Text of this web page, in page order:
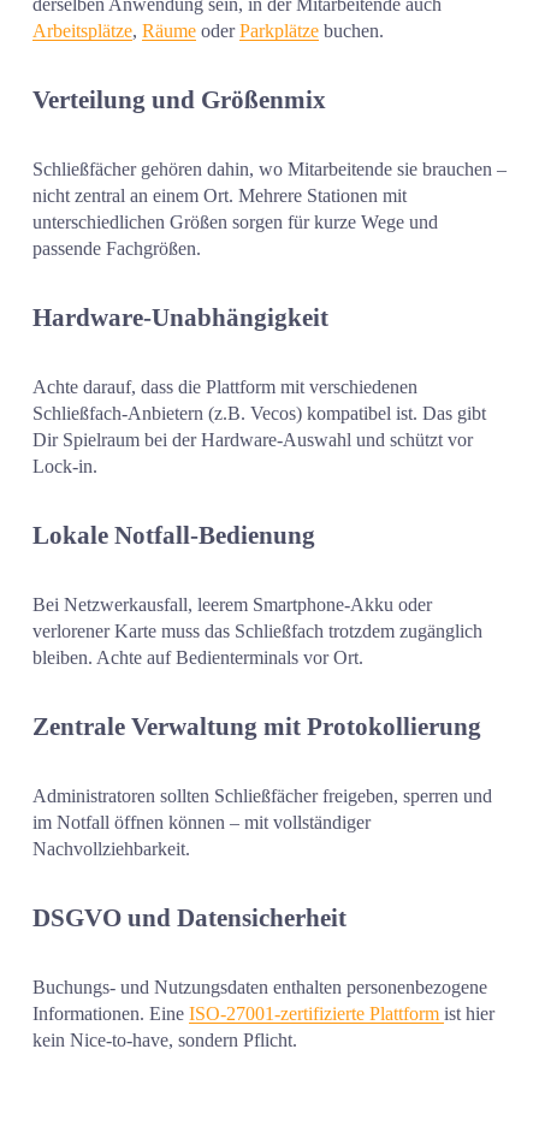
Arbeitsplätze, Räume oder Parkplätze buchen.
Verteilung und Größenmix
Schließfächer gehören dahin, wo Mitarbeitende sie brauchen –
nicht zentral an einem Ort. Mehrere Stationen mit
unterschiedlichen Größen sorgen für kurze Wege und
passende Fachgrößen.
Hardware-Unabhängigkeit
Achte darauf, dass die Plattform mit verschiedenen
Schließfach-Anbietern (z.B. Vecos) kompatibel ist. Das gibt
Dir Spielraum bei der Hardware-Auswahl und schützt vor
Lock-in.
Lokale Notfall-Bedienung
Bei Netzwerkausfall, leerem Smartphone-Akku oder
verlorener Karte muss das Schließfach trotzdem zugänglich
bleiben. Achte auf Bedienterminals vor Ort.
Zentrale Verwaltung mit Protokollierung
Administratoren sollten Schließfächer freigeben, sperren und
im Notfall öffnen können – mit vollständiger
Nachvollziehbarkeit.
DSGVO und Datensicherheit
Buchungs- und Nutzungsdaten enthalten personenbezogene
Informationen. Eine ISO-27001-zertifizierte Plattform ist hier
kein Nice-to-have, sondern Pflicht.